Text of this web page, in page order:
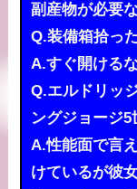
副産物が必要
Q.装備箱拾っ
A.すぐ開ける
Q.エルドリッ
ングジョージ5
A.性能面で言
けているが彼